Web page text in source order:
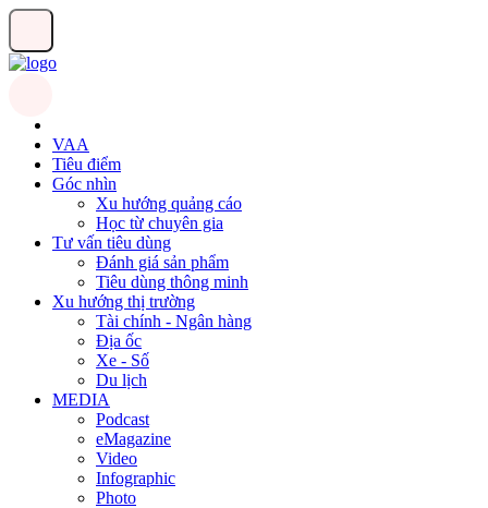
VAA
Tiêu điểm
Góc nhìn
Xu hướng quảng cáo
Học từ chuyên gia
Tư vấn tiêu dùng
Đánh giá sản phẩm
Tiêu dùng thông minh
Xu hướng thị trường
Tài chính - Ngân hàng
Địa ốc
Xe - Số
Du lịch
MEDIA
Podcast
eMagazine
Video
Infographic
Photo